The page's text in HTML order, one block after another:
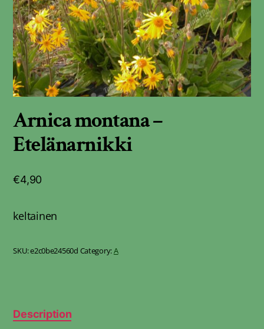
Arnica montana –
Etelänarnikki
€4,90
keltainen
SKU:e2c0be24560d Category:A
Description